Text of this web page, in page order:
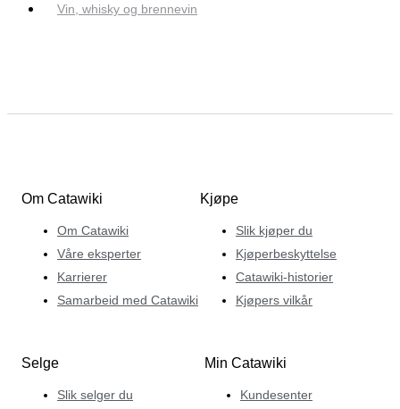
Vin, whisky og brennevin
Om Catawiki
Om Catawiki
Våre eksperter
Karrierer
Samarbeid med Catawiki
Kjøpe
Slik kjøper du
Kjøperbeskyttelse
Catawiki-historier
Kjøpers vilkår
Selge
Slik selger du
Min Catawiki
Kundesenter